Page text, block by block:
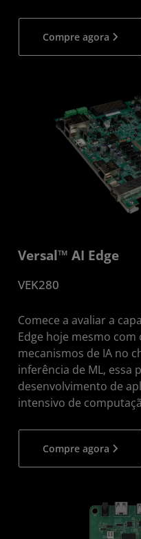
Compre agora
Versal™ AI Edge
VEK280
Comece a avaliar a
Edge hoje mesmo com
mecanismos de IA no
inferência de ML, essa
desenvolvimento de
intensivo de
Compre agora